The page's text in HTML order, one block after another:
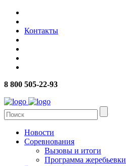
Контакты
8 800 505-22-93
Новости
Соревнования
Вызовы и итоги
Программа жеребьевки